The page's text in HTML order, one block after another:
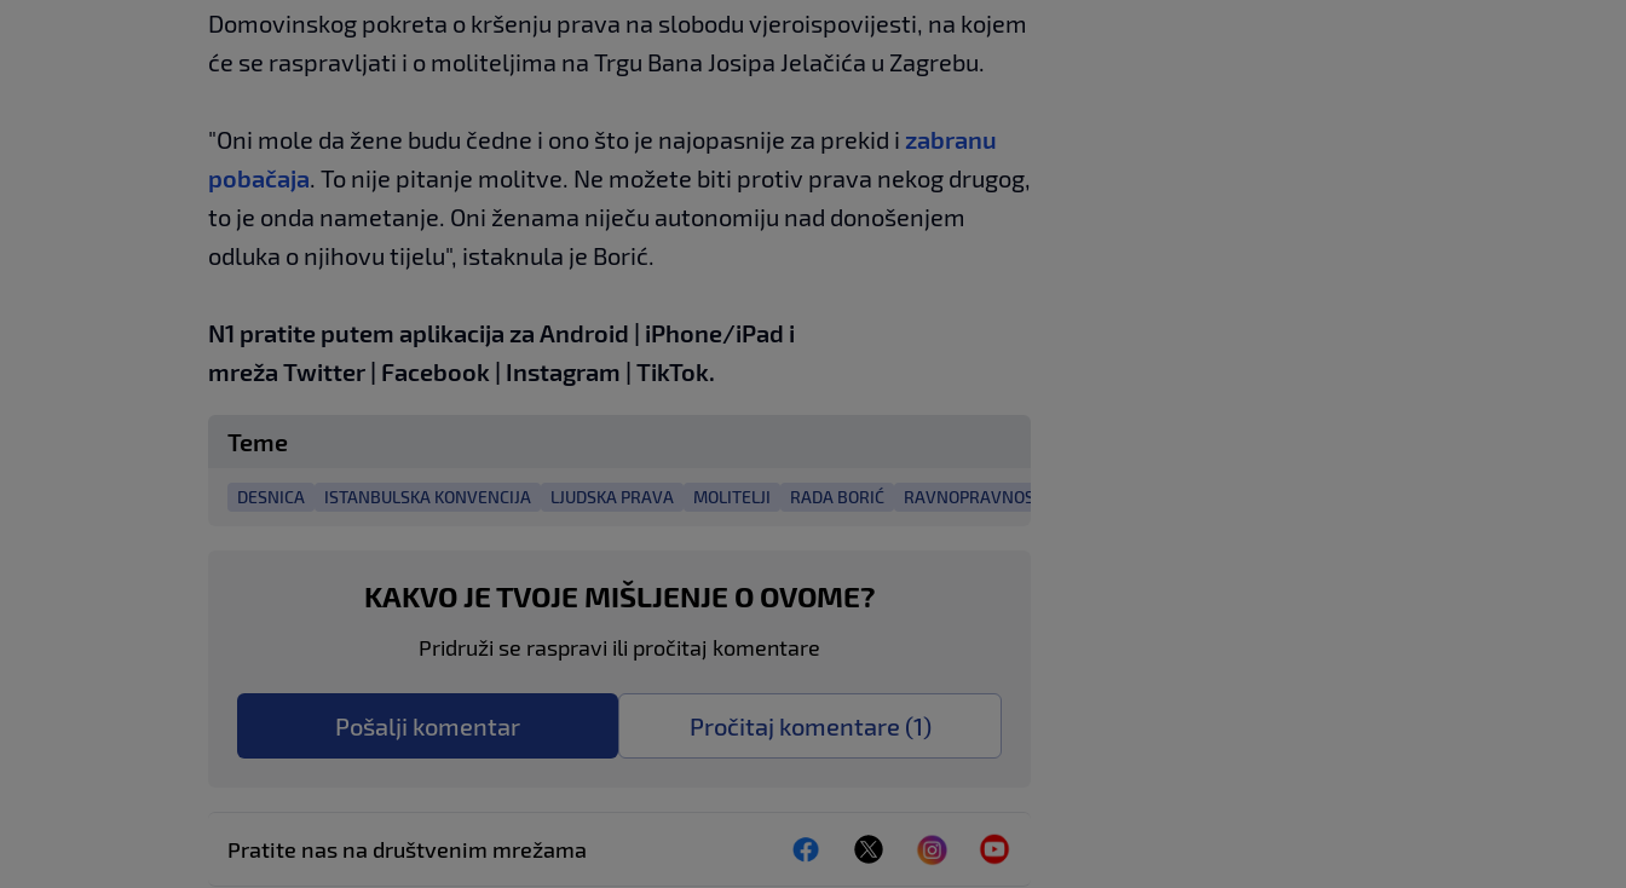
Domovinskog pokreta o kršenju prava na slobodu vjeroispovijesti, na kojem
će se raspravljati i o moliteljima na Trgu Bana Josipa Jelačića u Zagrebu.
"Oni mole da žene budu čedne i ono što je najopasnije za prekid i zabranu
pobačaja. To nije pitanje molitve. Ne možete biti protiv prava nekog drugog,
to je onda nametanje. Oni ženama niječu autonomiju nad donošenjem
odluka o njihovu tijelu", istaknula je Borić.
N1 pratite putem aplikacija za Android | iPhone/iPad i
mreža Twitter | Facebook | Instagram | TikTok.
Teme
DESNICA ISTANBULSKA KONVENCIJA LJUDSKA PRAVA MOLITELJI RADA BORIĆ RAVNOPRAVNOST
KAKVO JE TVOJE MIŠLJENJE O OVOME?
Pridruži se raspravi ili pročitaj komentare
Pošalji komentar Pročitaj komentare (1)
Pratite nas na društvenim mrežama